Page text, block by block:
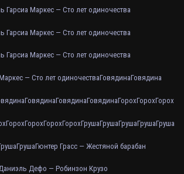
Гарсиа Маркес — Сто лет одиночества
Гарсиа Маркес — Сто лет одиночества
Гарсиа Маркес — Сто лет одиночества
— Сто лет одиночестваГовядинаГовядина
ГовядинаГовядинаГовядинаГорохГорохГорох
ГорохГорохГорохГорохГрушаГрушаГрушаГрушаГруша
ГрушаГюнтер Грасс — Жестяной барабан
Дефо — Робинзон Крузо